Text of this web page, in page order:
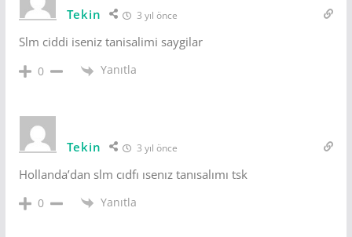
Tekin 3 yıl önce
Slm ciddi iseniz tanisalimi saygilar
0 Yanıtla
Tekin 3 yıl önce
Hollanda’dan slm cıdfı ısenız tanısalımı tsk
0 Yanıtla